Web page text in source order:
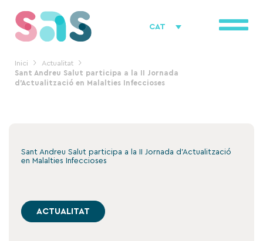
contingut
CAT
Inici
Actualitat
Sant Andreu Salut participa a la II Jornada
d’Actualització en Malalties Infeccioses
Sant Andreu Salut participa a la II Jornada d’Actualització
en Malalties Infeccioses
ACTUALITAT